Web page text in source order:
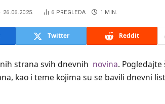
26.06.2025. 6 PREGLEDA 1 MIN.
Twitter Reddit
strana svih dnevnih novina.
kao i teme kojima su se bavili dnevni